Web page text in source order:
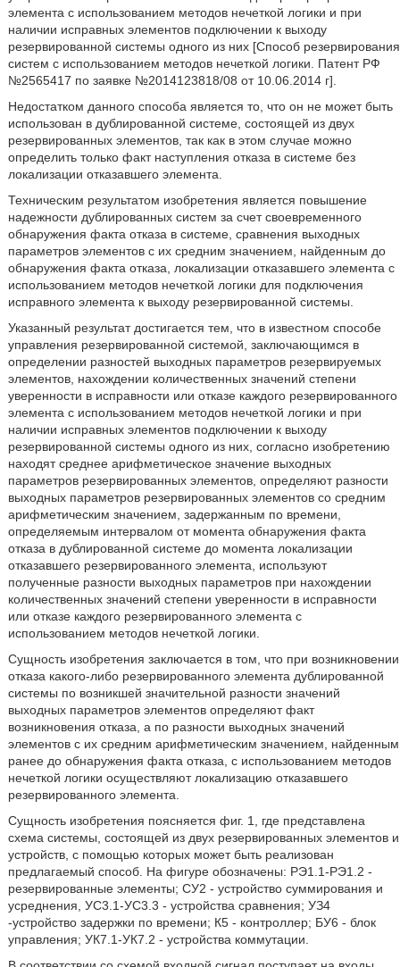
элемента с использованием методов нечеткой логики и при
наличии исправных элементов подключении к выходу
резервированной системы одного из них [Способ резервирования
систем с использованием методов нечеткой логики. Патент РФ
№2565417 по заявке №2014123818/08 от 10.06.2014 г].
Недостатком данного способа является то, что он не может быть
использован в дублированной системе, состоящей из двух
резервированных элементов, так как в этом случае можно
определить только факт наступления отказа в системе без
локализации отказавшего элемента.
Техническим результатом изобретения является повышение
надежности дублированных систем за счет своевременного
обнаружения факта отказа в системе, сравнения выходных
параметров элементов с их средним значением, найденным до
обнаружения факта отказа, локализации отказавшего элемента с
использованием методов нечеткой логики для подключения
исправного элемента к выходу резервированной системы.
Указанный результат достигается тем, что в известном способе
управления резервированной системой, заключающимся в
определении разностей выходных параметров резервируемых
элементов, нахождении количественных значений степени
уверенности в исправности или отказе каждого резервированного
элемента с использованием методов нечеткой логики и при
наличии исправных элементов подключении к выходу
резервированной системы одного из них, согласно изобретению
находят среднее арифметическое значение выходных
параметров резервированных элементов, определяют разности
выходных параметров резервированных элементов со средним
арифметическим значением, задержанным по времени,
определяемым интервалом от момента обнаружения факта
отказа в дублированной системе до момента локализации
отказавшего резервированного элемента, используют
полученные разности выходных параметров при нахождении
количественных значений степени уверенности в исправности
или отказе каждого резервированного элемента с
использованием методов нечеткой логики.
Сущность изобретения заключается в том, что при возникновении
отказа какого-либо резервированного элемента дублированной
системы по возникшей значительной разности значений
выходных параметров элементов определяют факт
возникновения отказа, а по разности выходных значений
элементов с их средним арифметическим значением, найденным
ранее до обнаружения факта отказа, с использованием методов
нечеткой логики осуществляют локализацию отказавшего
резервированного элемента.
Сущность изобретения поясняется фиг. 1, где представлена
схема системы, состоящей из двух резервированных элементов и
устройств, с помощью которых может быть реализован
предлагаемый способ. На фигуре обозначены: РЭ1.1-РЭ1.2 -
резервированные элементы; СУ2 - устройство суммирования и
усреднения, УС3.1-УС3.3 - устройства сравнения; УЗ4
-устройство задержки по времени; К5 - контроллер; БУ6 - блок
управления; УК7.1-УК7.2 - устройства коммутации.